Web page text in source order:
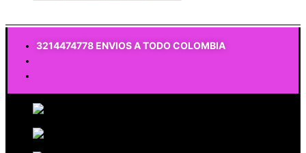
3214474778 ENVIOS A TODO COLOMBIA